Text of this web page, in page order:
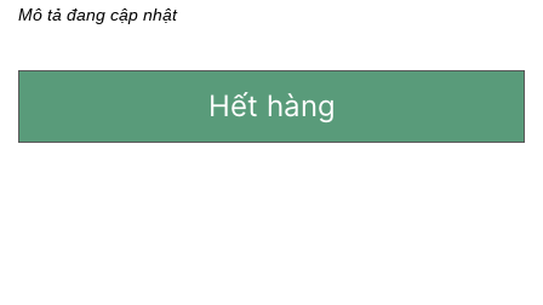
Mô tả đang cập nhật
Hết hàng